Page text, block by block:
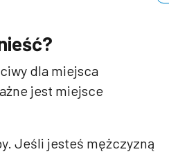
dla miejsca
jest miejsce
Jeśli jesteś mężczyzną